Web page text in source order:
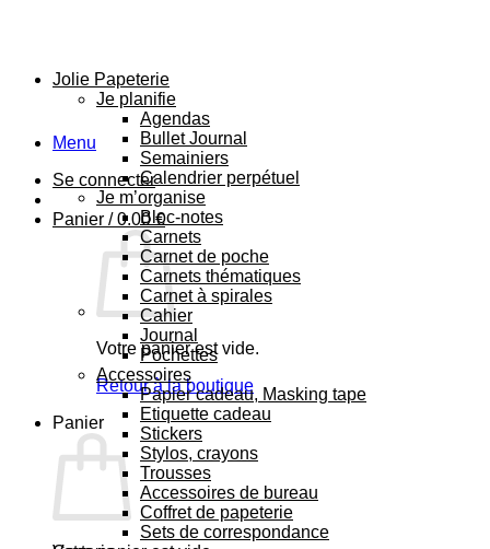
Menu
Se connecter
Panier /0.00€
Votre panier est vide.
Retour à la boutique
Panier
Jolie Papeterie
Je planifie
Agendas
Bullet Journal
Semainiers
Calendrier perpétuel
Je m’organise
Bloc-notes
Carnets
Carnet de poche
Carnets thématiques
Carnet à spirales
Cahier
Journal
Pochettes
Accessoires
Papier cadeau, Masking tape
Etiquette cadeau
Stickers
Stylos, crayons
Trousses
Accessoires de bureau
Coffret de papeterie
Sets de correspondance